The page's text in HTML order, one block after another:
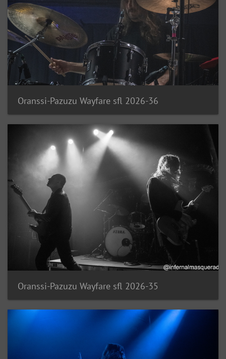
Oranssi-Pazuzu Wayfare sfl 2026-36
Oranssi-Pazuzu Wayfare sfl 2026-35